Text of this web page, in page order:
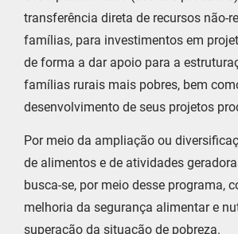
transferência direta de recursos não-
famílias, para investimentos em
de forma a dar apoio para a
famílias rurais mais pobres, bem
desenvolvimento de seus projetos
Por meio da ampliação ou
de alimentos e de atividades
busca-se, por meio desse programa,
melhoria da segurança alimentar e
superação da situação de pobreza.